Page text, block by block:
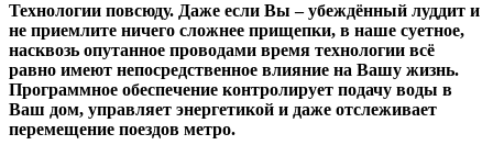
Технологии повсюду. Даже если Вы – убеждённый луддит и
не приемлите ничего сложнее прищепки, в наше суетное,
насквозь опутанное проводами время технологии всё
равно имеют непосредственное влияние на Вашу жизнь.
Программное обеспечение контролирует подачу воды в
Ваш дом, управляет энергетикой и даже отслеживает
перемещение поездов метро.